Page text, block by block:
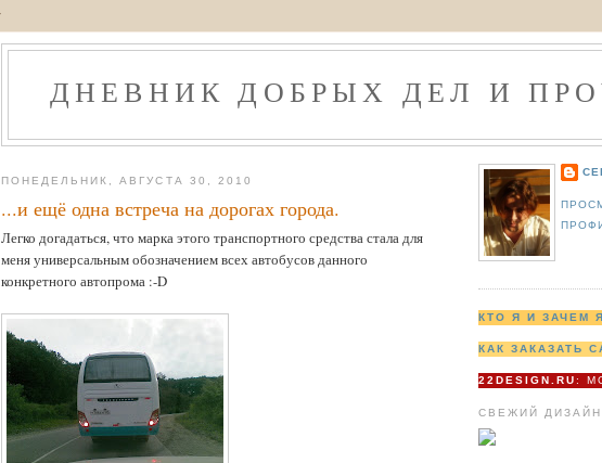
ДНЕВНИК ДОБРЫХ ДЕЛ И
ПОНЕДЕЛЬНИК, АВГУСТА 30, 2010
...и ещё одна встреча на дорогах города.
Легко догадаться, что марка этого транспортного средства стала для
меня универсальным обозначением всех автобусов данного
конкретного автопрома :-D
КТО Я И ЗАЧЕМ
КАК ЗАКАЗАТЬ
22DESIGN.RU :
СВЕЖИЙ